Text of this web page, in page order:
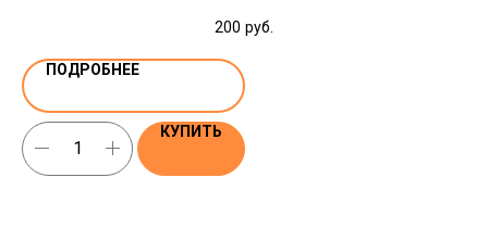
200 руб.
ПОДРОБНЕЕ
КУПИТЬ